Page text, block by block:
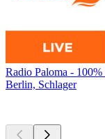
Radio Paloma -
Berlin, Schlager